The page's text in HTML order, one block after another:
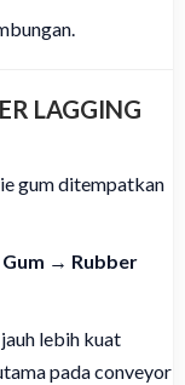
LAGGING
gum ditempatkan
→ Rubber
lebih kuat
pada conveyor